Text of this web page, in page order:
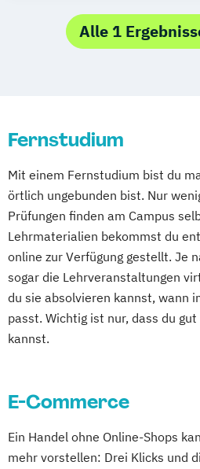
Friedrichshafen
Münster
Trier
Marketing und digitale
Online-Marketing und E-
Public Relations und
Social Media
Alle 1
Fernstudium
Mit einem Fernstudium bist du
örtlich ungebunden bist. Nur
Prüfungen finden am Campus
Lehrmaterialien bekommst du
online zur Verfügung gestellt. Je
sogar die Lehrveranstaltungen
du sie absolvieren kannst, wann
passt. Wichtig ist nur, dass du
kannst.
E-Commerce
Ein Handel ohne Online-Shops
mehr vorstellen: Drei Klicks und